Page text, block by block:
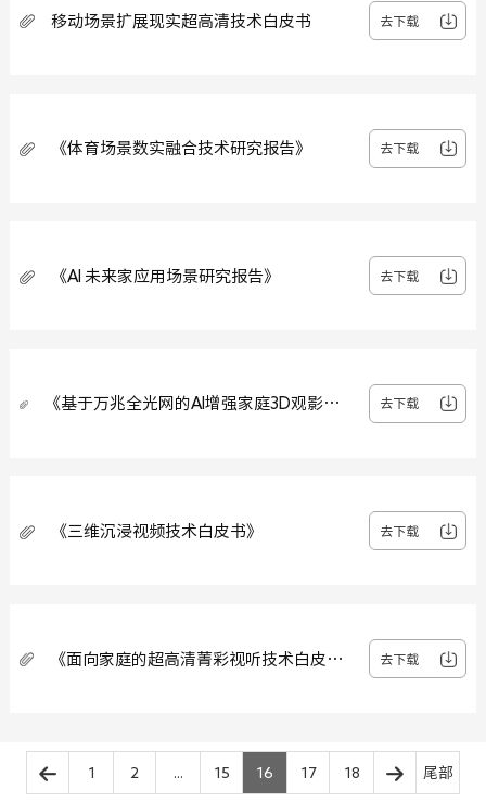
移动场景扩展现实超高清技术白皮书 去下载
《体育场景数实融合技术研究报告》 去下载
《AI 未来家应用场景研究报告》 去下载
《基于万兆全光网的AI增强家庭3D观影解
去下载
《三维沉浸视频技术白皮书》 去下载
《面向家庭的超高清菁彩视听技术白皮
去下载
1 2 ... 15 16 17 18 尾部